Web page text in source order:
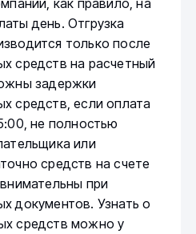
день. Отгрузка
только после
средств на расчетный
задержки
средств, если оплата
не полностью
или
средств на счете
при
документов. Узнать о
средств можно у